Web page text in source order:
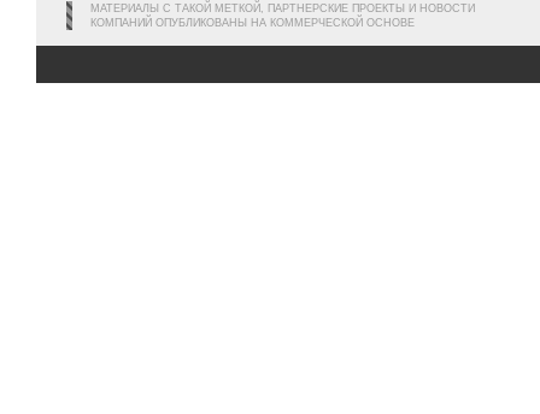
МАТЕРИАЛЫ С ТАКОЙ МЕТКОЙ, ПАРТНЕРСКИЕ ПРОЕКТЫ И НОВОСТИ
КОМПАНИЙ ОПУБЛИКОВАНЫ НА КОММЕРЧЕСКОЙ ОСНОВЕ